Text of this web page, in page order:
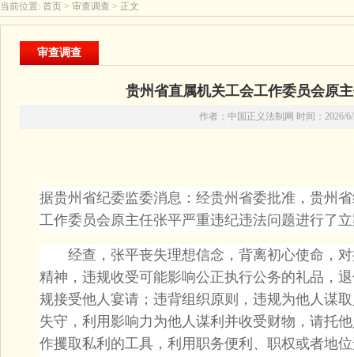
当前位置: 首页 > 审查调查 > 正文
审查调查
贵州省直属机关工会工作委员会原
作者：中国正义法制网 时间：2026/6/
据贵州省纪委监委消息：经贵州省委批准，贵州
工作委员会原主任张平严重违纪违法问题进行了
经查，张平丧失理想信念，背离初心使命，对
精神，违规收受可能影响公正执行公务的礼品，
规接受他人宴请；违背组织原则，违规为他人谋
失守，利用影响力为他人谋利并收受财物，请托
作攫取私利的工具，利用职务便利、职权或者地